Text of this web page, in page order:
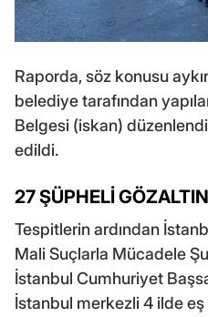
Raporda, söz konusu
belediye tarafından
Belgesi (iskan)
edildi.
27 ŞÜPHELİ
Tespitlerin ardından
Mali Suçlarla Mücadele
İstanbul Cumhuriyet
İstanbul merkezli 4 ilde